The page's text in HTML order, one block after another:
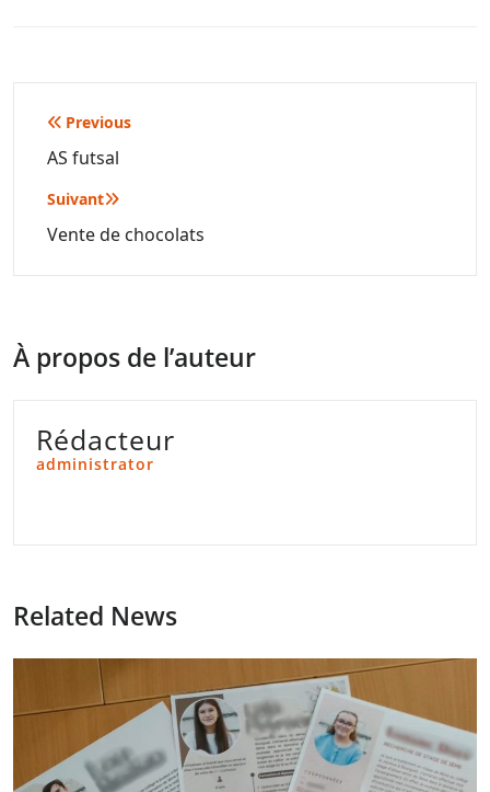
Navigation
de
l’article
Previous
AS futsal
Suivant
Vente de chocolats
À propos de l’auteur
Rédacteur
administrator
Related News